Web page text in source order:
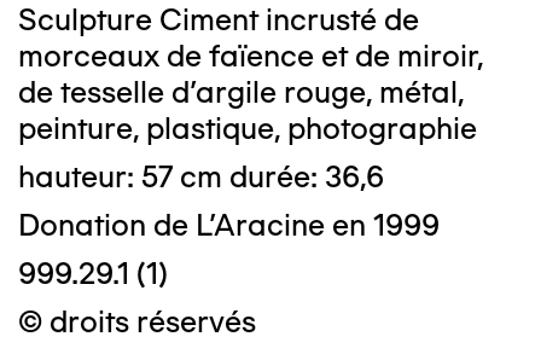
Sculpture Ciment incrusté de
morceaux de faïence et de miroir,
de tesselle d'argile rouge, métal,
peinture, plastique, photographie
hauteur: 57 cm durée: 36,6
Donation de L'Aracine en 1999
999.29.1 (1)
© droits réservés